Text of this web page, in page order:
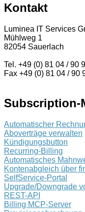
Kontakt
Luminea IT Services
Mühlweg 1
82054 Sauerlach
Tel. +49 (0) 81 04 / 90
Fax +49 (0) 81 04 / 90
Subscription-
Automatischer
Aboverträge verwalten
Kündigungsbutton
Recurring-Billing
Automatisches
Kontenabgleich über
SelfService-Portal
Upgrade/Downgrade
REST-API
Billing MCP-Server